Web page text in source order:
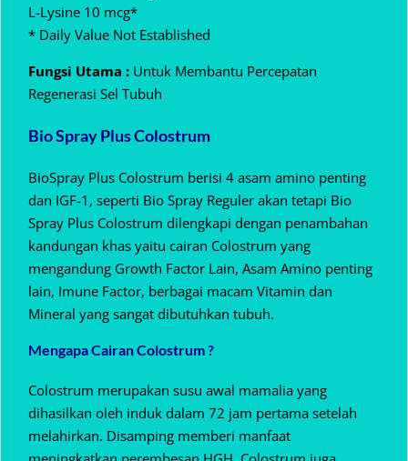
L-Lysine 10 mcg*
* Daily Value Not Established
Fungsi Utama : Untuk Membantu Percepatan
Regenerasi Sel Tubuh
Bio Spray Plus Colostrum
BioSpray Plus Colostrum berisi 4 asam amino penting
dan IGF-1, seperti Bio Spray Reguler akan tetapi Bio
Spray Plus Colostrum dilengkapi dengan penambahan
kandungan khas yaitu cairan Colostrum yang
mengandung Growth Factor Lain, Asam Amino penting
lain, Imune Factor, berbagai macam Vitamin dan
Mineral yang sangat dibutuhkan tubuh.
Mengapa Cairan Colostrum ?
Colostrum merupakan susu awal mamalia yang
dihasilkan oleh induk dalam 72 jam pertama setelah
melahirkan. Disamping memberi manfaat